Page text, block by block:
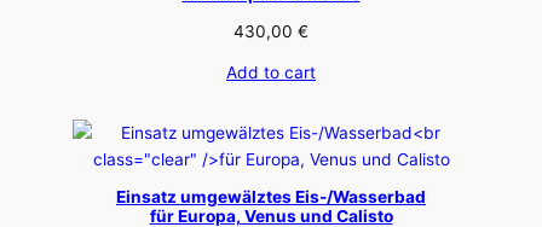
430,00 €
Add to cart
Einsatz umgewälztes Eis-/Wasserbad
für Europa, Venus und Calisto